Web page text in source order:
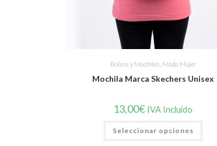
Bolsos y Mochilas, Moda Mujer
Mochila Marca Skechers Unisex
13,00€ IVA Incluido
Seleccionar opciones
Este
tiene